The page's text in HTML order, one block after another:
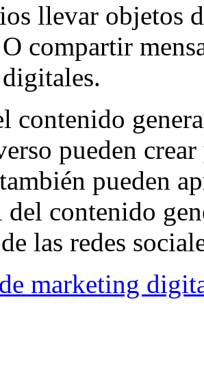
llevar objetos
compartir
contenido
pueden
pueden
contenido
las redes
marketing